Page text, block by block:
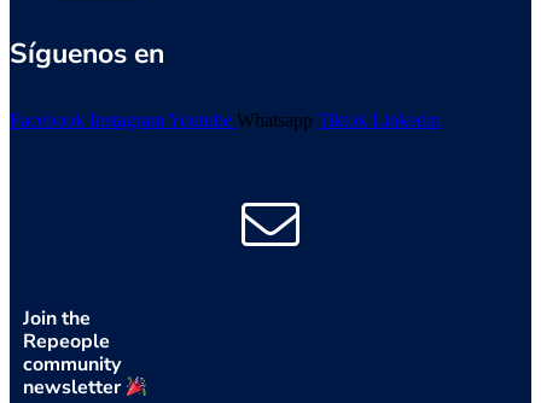
Síguenos en
Facebook InstagramYoutube Whatsapp Tiktok Linkedin
Join the
Repeople
community
newsletter